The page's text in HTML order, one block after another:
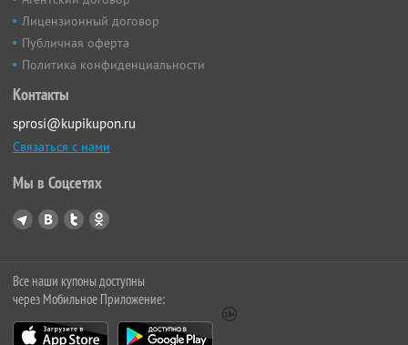
Лицензионный договор
Публичная оферта
Политика конфиденциальности
Контакты
sprosi@kupikupon.ru
Связаться с нами
Мы в Соцсетях
Все наши купоны доступны
через Мобильное Приложение: